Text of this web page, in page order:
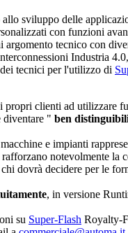
allo sviluppo delle
con funzioni
argomento tecnico con
Industria
tecnici per l'utilizzo di
propri clienti ad utilizzare
diventare " ben
e impianti
notevolmente la
dovrà decidere per le
, in versione
su Super-Flash Royalty-